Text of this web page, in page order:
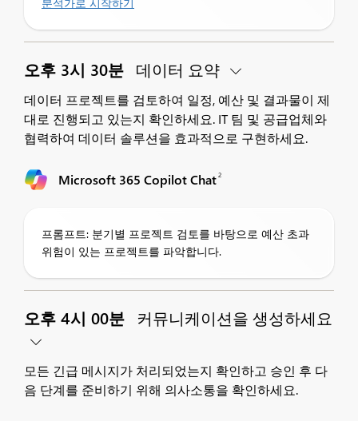
오후 3시 30분 데이터 요약
데이터 프로젝트를 검토하여 일정, 예산 및 결과물이 제
대로 진행되고 있는지 확인하세요. IT 팀 및 공급업체와
협력하여 데이터 솔루션을 효과적으로 구현하세요.
Microsoft 365 Copilot Chat2
프롬프트: 분기별 프로젝트 검토를 바탕으로 예산 초과
위험이 있는 프로젝트를 파악합니다.
오후 4시 00분 커뮤니케이션을 생성하세요
모든 긴급 메시지가 처리되었는지 확인하고 승인 후 다
음 단계를 준비하기 위해 의사소통을 확인하세요.